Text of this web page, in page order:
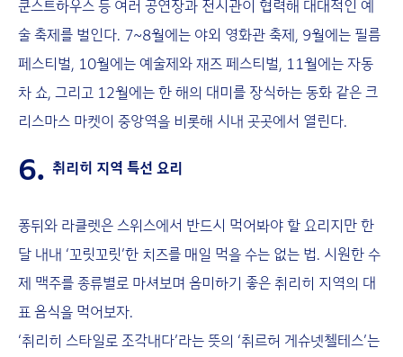
쿤스트하우스 등 여러 공연장과 전시관이 협력해 대대적인 예
술 축제를 벌인다. 7~8월에는 야외 영화관 축제, 9월에는 필름
페스티벌, 10월에는 예술제와 재즈 페스티벌, 11월에는 자동
차 쇼, 그리고 12월에는 한 해의 대미를 장식하는 동화 같은 크
리스마스 마켓이 중앙역을 비롯해 시내 곳곳에서 열린다.
6. 취리히 지역 특선 요리
퐁뒤와 라클렛은 스위스에서 반드시 먹어봐야 할 요리지만 한
달 내내 ‘꼬릿꼬릿’한 치즈를 매일 먹을 수는 없는 법. 시원한 수
제 맥주를 종류별로 마셔보며 음미하기 좋은 취리히 지역의 대
표 음식을 먹어보자.
‘취리히 스타일로 조각내다’라는 뜻의 ‘취르허 게슈넷첼테스’는